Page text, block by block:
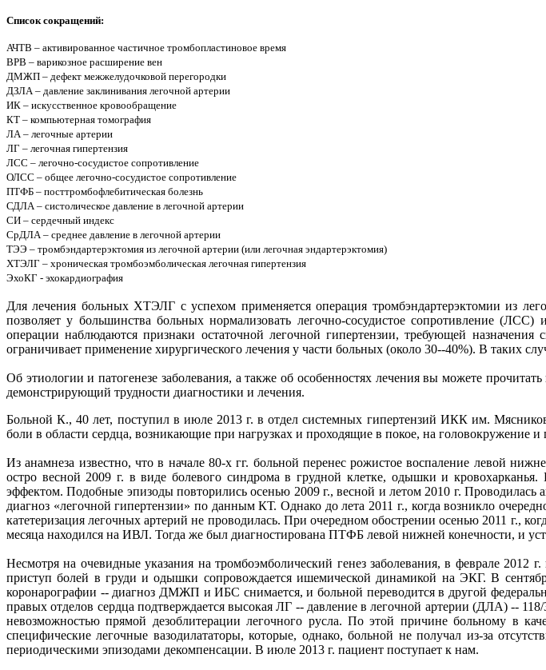
Список сокращений:
АЧТВ – активированное частичное тромбопластиновое время
ВРВ – варикозное расширение вен
ДМЖП – дефект межжелудочковой перегородки
ДЗЛА – давление заклинивания легочной артерии
ИК – искусственное кровообращение
КТ – компьютерная томография
ЛА – легочные артерии
ЛГ – легочная гипертензия
ЛСС – легочно-сосудистое сопротивление
ОЛСС – общее легочно-сосудистое сопротивление
ПТФБ – посттромбофлебитическая болезнь
СДЛА – систолическое давление в легочной артерии
СИ – сердечный индекс
СрДЛА – среднее давление в легочной артерии
ТЭЭ – тромбэндартерэктомия из легочной артерии (или легочная эндартерэктомия)
ХТЭЛГ – хроническая тромбоэмболическая легочная гипертензия
ЭхоКГ - эхокардиография
Для лечения больных ХТЭЛГ с успехом применяется операция тромбэндартерэктомии из
позволяет у большинства больных нормализовать легочно-сосудистое сопротивление
операции наблюдаются признаки остаточной легочной гипертензии, требующей
ограничивает применение хирургического лечения у части больных (около 30--40%). В таких
Об этиологии и патогенезе заболевания, а также об особенностях лечения вы можете
демонстрирующий трудности диагностики и лечения.
Больной К., 40 лет, поступил в июле 2013 г. в отдел системных гипертензий ИКК им.
боли в области сердца, возникающие при нагрузках и проходящие в покое, на головокружение и
Из анамнеза известно, что в начале 80-х гг. больной перенес рожистое воспаление левой
остро весной 2009 г. в виде болевого синдрома в грудной клетке, одышки и
эффектом. Подобные эпизоды повторились осенью 2009 г., весной и летом 2010 г.
диагноз «легочной гипертензии» по данным КТ. Однако до лета 2011 г., когда возникло
катетеризация легочных артерий не проводилась. При очередном обострении осенью 2011 г.,
месяца находился на ИВЛ. Тогда же был диагностирована ПТФБ левой нижней конечности, и
Несмотря на очевидные указания на тромбоэмболический генез заболевания, в феврале
приступ болей в груди и одышки сопровождается ишемической динамикой на ЭКГ. В
коронарографии -- диагноз ДМЖП и ИБС снимается, и больной переводится в другой
правых отделов сердца подтверждается высокая ЛГ -- давление в легочной артерии (ДЛА) --
невозможностью прямой дезоблитерации легочного русла. По этой причине больному в
специфические легочные вазодилататоры, которые, однако, больной не получал из-за
периодическими эпизодами декомпенсации. В июле 2013 г. пациент поступает к нам.